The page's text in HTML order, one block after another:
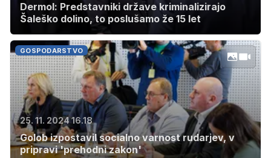
Dermol: Predstavniki države kriminalizirajo
Šaleško dolino, to poslušamo že 15 let
GOSPODARSTVO
25. 11. 2024 16.18
Golob izpostavil socialno varnost rudarjev, v
pripravi 'prehodni zakon'